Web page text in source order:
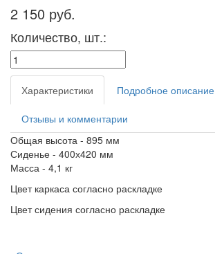
2 150 руб.
Количество, шт.:
Характеристики Подробное описание
Отзывы и комментарии
Общая высота - 895 мм
Сиденье - 400х420 мм
Масса - 4,1 кг
Цвет каркаса согласно раскладке
Цвет сидения согласно раскладке